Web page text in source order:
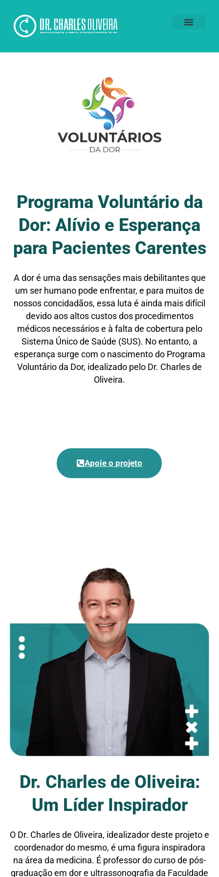
Programa Voluntário da
Dor: Alívio e Esperança
para Pacientes Carentes
A dor é uma das sensações mais debilitantes que
um ser humano pode enfrentar, e para muitos de
nossos concidadãos, essa luta é ainda mais difícil
devido aos altos custos dos procedimentos
médicos necessários e à falta de cobertura pelo
Sistema Único de Saúde (SUS). No entanto, a
esperança surge com o nascimento do Programa
Voluntário da Dor, idealizado pelo Dr. Charles de
Oliveira.
Apoie o projeto
Dr. Charles de Oliveira:
Um Líder Inspirador
O Dr. Charles de Oliveira, idealizador deste projeto e
coordenador do mesmo, é uma figura inspiradora
na área da medicina. É professor do curso de pós-
graduação em dor e ultrassonografia da Faculdade